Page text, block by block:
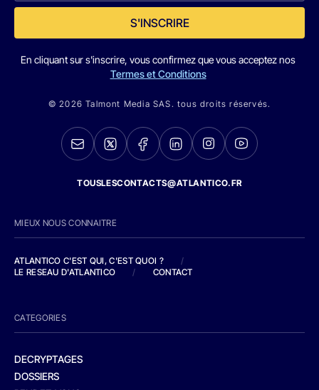
S'INSCRIRE
En cliquant sur s'inscrire, vous confirmez que vous acceptez nos
Termes et Conditions
© 2026 Talmont Media SAS. tous droits réservés.
TOUSLESCONTACTS@ATLANTICO.FR
MIEUX NOUS CONNAITRE
ATLANTICO C'EST QUI, C'EST QUOI ?
/
LE RESEAU D'ATLANTICO
/ CONTACT
CATEGORIES
DECRYPTAGES
DOSSIERS